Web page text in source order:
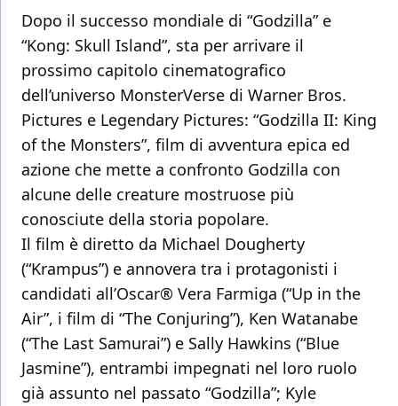
Dopo il successo mondiale di “Godzilla” e
“Kong: Skull Island”, sta per arrivare il
prossimo capitolo cinematografico
dell’universo MonsterVerse di Warner Bros.
Pictures e Legendary Pictures: “Godzilla II: King
of the Monsters”, film di avventura epica ed
azione che mette a confronto Godzilla con
alcune delle creature mostruose più
conosciute della storia popolare.
Il film è diretto da Michael Dougherty
(“Krampus”) e annovera tra i protagonisti i
candidati all’Oscar® Vera Farmiga (“Up in the
Air”, i film di “The Conjuring”), Ken Watanabe
(“The Last Samurai”) e Sally Hawkins (“Blue
Jasmine”), entrambi impegnati nel loro ruolo
già assunto nel passato “Godzilla”; Kyle